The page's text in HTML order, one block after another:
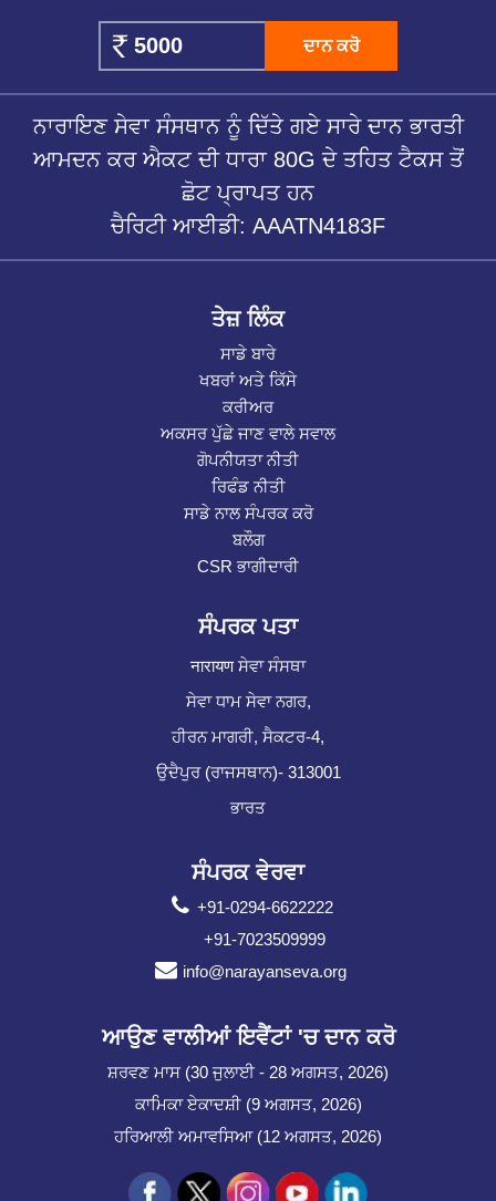
ਦਾਨ ਕਰੋ
ਨਾਰਾਇਣ ਸੇਵਾ ਸੰਸਥਾਨ ਨੂੰ ਦਿੱਤੇ ਗਏ ਸਾਰੇ ਦਾਨ ਭਾਰਤੀ
ਆਮਦਨ ਕਰ ਐਕਟ ਦੀ ਧਾਰਾ 80G ਦੇ ਤਹਿਤ ਟੈਕਸ ਤੋਂ
ਛੋਟ ਪ੍ਰਾਪਤ ਹਨ
ਚੈਰਿਟੀ ਆਈਡੀ: AAATN4183F
ਤੇਜ਼ ਲਿੰਕ
ਸਾਡੇ ਬਾਰੇ
ਖਬਰਾਂ ਅਤੇ ਕਿੱਸੇ
ਕਰੀਅਰ
ਅਕਸਰ ਪੁੱਛੇ ਜਾਣ ਵਾਲੇ ਸਵਾਲ
ਗੋਪਨੀਯਤਾ ਨੀਤੀ
ਰਿਫੰਡ ਨੀਤੀ
ਸਾਡੇ ਨਾਲ ਸੰਪਰਕ ਕਰੋ
ਬਲੌਗ
CSR ਭਾਗੀਦਾਰੀ
ਸੰਪਰਕ ਪਤਾ
नारायण ਸੇਵਾ ਸੰਸਥਾ
ਸੇਵਾ ਧਾਮ ਸੇਵਾ ਨਗਰ,
ਹੀਰਨ ਮਾਗਰੀ, ਸੈਕਟਰ-4,
ਉਦੈਪੁਰ (ਰਾਜਸਥਾਨ)- 313001
ਭਾਰਤ
ਸੰਪਰਕ ਵੇਰਵਾ
+91-0294-6622222
+91-7023509999
info@narayanseva.org
ਆਉਣ ਵਾਲੀਆਂ ਇਵੈਂਟਾਂ 'ਚ ਦਾਨ ਕਰੋ
ਸ਼ਰਵਣ ਮਾਸ (30 ਜੁਲਾਈ - 28 ਅਗਸਤ, 2026)
ਕਾਮਿਕਾ ਏਕਾਦਸ਼ੀ (9 ਅਗਸਤ, 2026)
ਹਰਿਆਲੀ ਅਮਾਵਸਿਆ (12 ਅਗਸਤ, 2026)